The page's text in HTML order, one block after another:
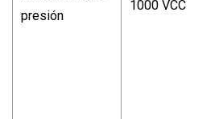
presión
1000 VCC